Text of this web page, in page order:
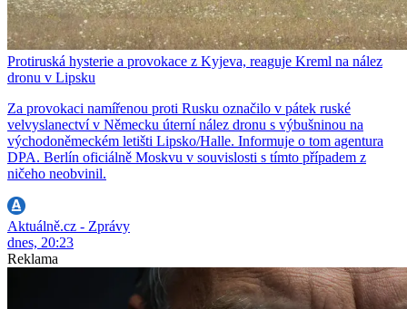
Protiruská hysterie a provokace z Kyjeva, reaguje Kreml na nález
dronu v Lipsku
Za provokaci namířenou proti Rusku označilo v pátek ruské
velvyslanectví v Německu úterní nález dronu s výbušninou na
východoněmeckém letišti Lipsko/Halle. Informuje o tom agentura
DPA. Berlín oficiálně Moskvu v souvislosti s tímto případem z
ničeho neobvinil.
Aktuálně.cz - Zprávy
dnes, 20:23
Reklama